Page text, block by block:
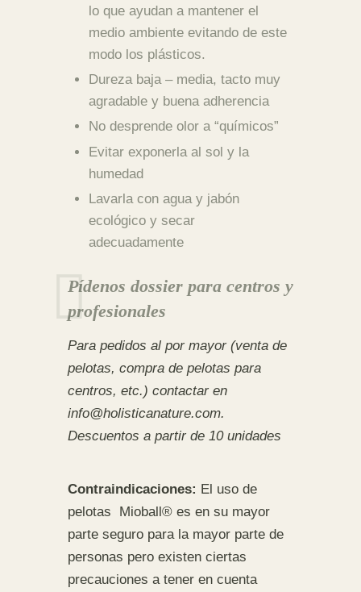
lo que ayudan a mantener el
medio ambiente evitando de este
modo los plásticos.
Dureza baja – media, tacto muy
agradable y buena adherencia
No desprende olor a “químicos”
Evitar exponerla al sol y la
humedad
Lavarla con agua y jabón
ecológico y secar
adecuadamente
Pídenos dossier para centros y
profesionales
Para pedidos al por mayor (venta de
pelotas, compra de pelotas para
centros, etc.) contactar en
info@holisticanature.com.
Descuentos a partir de 10 unidades
Contraindicaciones: El uso de
pelotas Mioball® es en su mayor
parte seguro para la mayor parte de
personas pero existen ciertas
precauciones a tener en cuenta